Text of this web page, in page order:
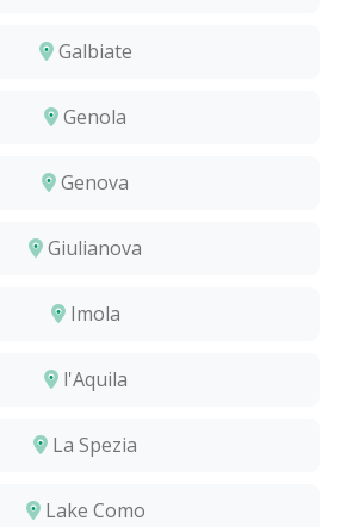
Galbiate
Genola
Genova
Giulianova
Imola
l'Aquila
La Spezia
Lake Como